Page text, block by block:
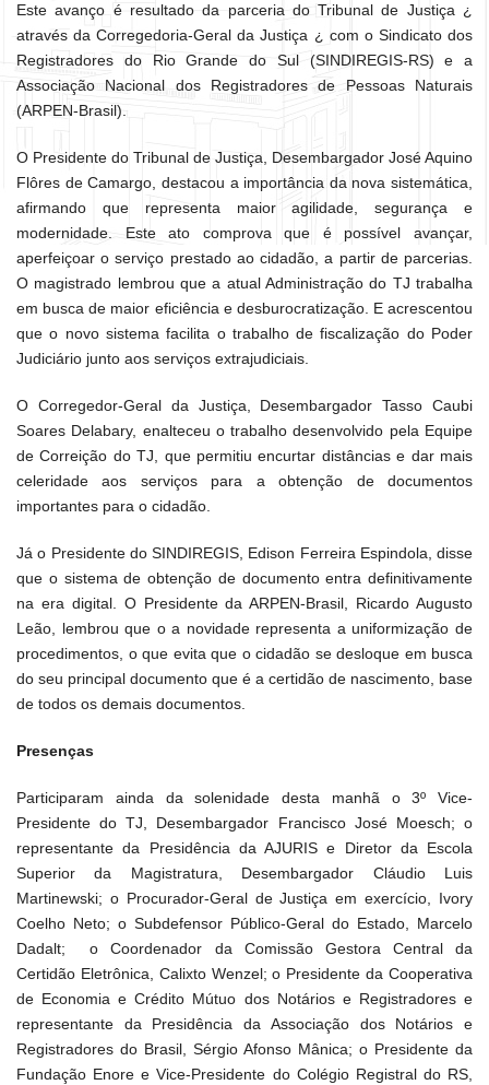
Este avanço é resultado da parceria do Tribunal de Justiça ¿
através da Corregedoria-Geral da Justiça ¿ com o Sindicato dos
Registradores do Rio Grande do Sul (SINDIREGIS-RS) e a
Associação Nacional dos Registradores de Pessoas Naturais
(ARPEN-Brasil).
O Presidente do Tribunal de Justiça, Desembargador José Aquino
Flôres de Camargo, destacou a importância da nova sistemática,
afirmando que representa maior agilidade, segurança e
modernidade. Este ato comprova que é possível avançar,
aperfeiçoar o serviço prestado ao cidadão, a partir de parcerias.
O magistrado lembrou que a atual Administração do TJ trabalha
em busca de maior eficiência e desburocratização. E acrescentou
que o novo sistema facilita o trabalho de fiscalização do Poder
Judiciário junto aos serviços extrajudiciais.
O Corregedor-Geral da Justiça, Desembargador Tasso Caubi
Soares Delabary, enalteceu o trabalho desenvolvido pela Equipe
de Correição do TJ, que permitiu encurtar distâncias e dar mais
celeridade aos serviços para a obtenção de documentos
importantes para o cidadão.
Já o Presidente do SINDIREGIS, Edison Ferreira Espindola, disse
que o sistema de obtenção de documento entra definitivamente
na era digital. O Presidente da ARPEN-Brasil, Ricardo Augusto
Leão, lembrou que o a novidade representa a uniformização de
procedimentos, o que evita que o cidadão se desloque em busca
do seu principal documento que é a certidão de nascimento, base
de todos os demais documentos.
Presenças
Participaram ainda da solenidade desta manhã o 3º Vice-
Presidente do TJ, Desembargador Francisco José Moesch; o
representante da Presidência da AJURIS e Diretor da Escola
Superior da Magistratura, Desembargador Cláudio Luis
Martinewski; o Procurador-Geral de Justiça em exercício, Ivory
Coelho Neto; o Subdefensor Público-Geral do Estado, Marcelo
Dadalt; o Coordenador da Comissão Gestora Central da
Certidão Eletrônica, Calixto Wenzel; o Presidente da Cooperativa
de Economia e Crédito Mútuo dos Notários e Registradores e
representante da Presidência da Associação dos Notários e
Registradores do Brasil, Sérgio Afonso Mânica; o Presidente da
Fundação Enore e Vice-Presidente do Colégio Registral do RS,